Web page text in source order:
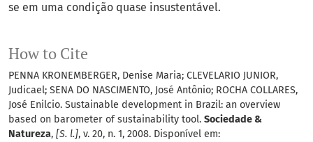
How to Cite
PENNA KRONEMBERGER, Denise Maria; CLEVELARIO JUNIOR,
Judicael; SENA DO NASCIMENTO, José Antônio; ROCHA COLLARES,
José Enilcio. Sustainable development in Brazil: an overview
based on barometer of sustainability tool. Sociedade &
Natureza, [S. l.], v. 20, n. 1, 2008. Disponível em:
se em uma condição quase insustentável.